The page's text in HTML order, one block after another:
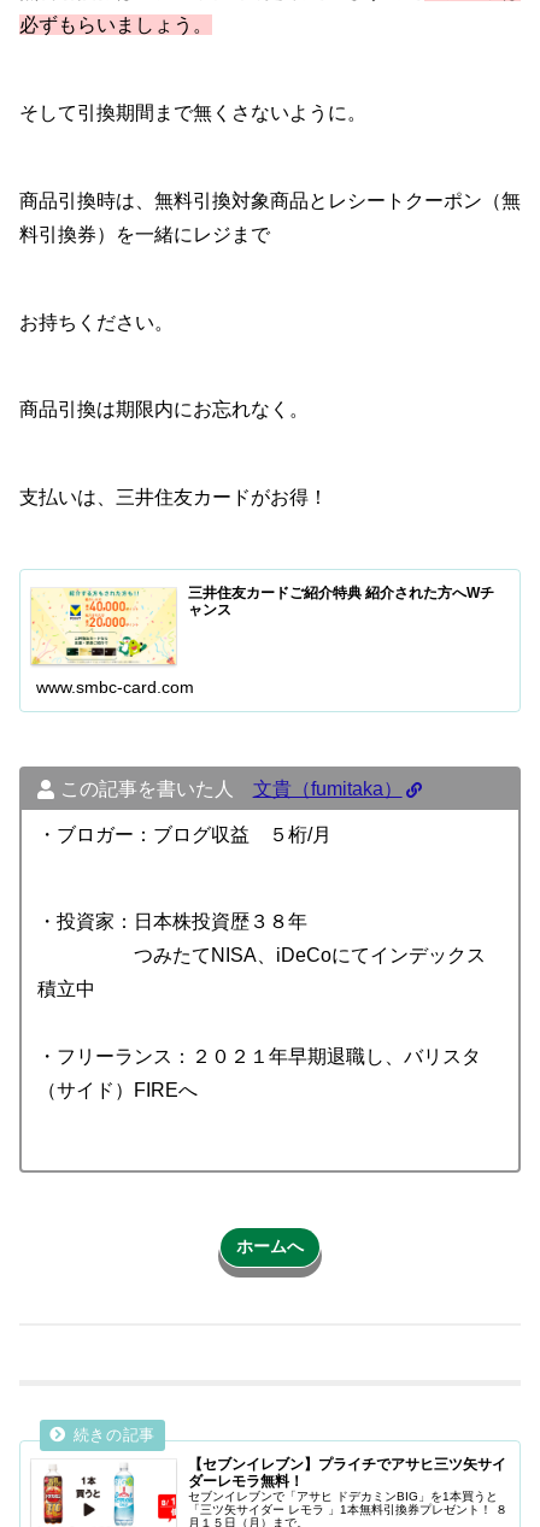
必ずもらいましょう。
そして引換期間まで無くさないように。
商品引換時は、無料引換対象商品とレシートクーポン（無
料引換券）を一緒にレジまで
お持ちください。
商品引換は期限内にお忘れなく。
支払いは、三井住友カードがお得！
三井住友カードご紹介特典 紹介された方へWチ
ャンス
www.smbc-card.com
この記事を書いた人 文貴（fumitaka）
・ブロガー：ブログ収益 ５桁/月
・投資家：日本株投資歴３８年
つみたてNISA、iDeCoにてインデックス
積立中
・フリーランス：２０２１年早期退職し、バリスタ
（サイド）FIREへ
ホームへ
【セブンイレブン】プライチでアサヒ三ツ矢サイ
ダーレモラ無料！
セブンイレブンで「アサヒ ドデカミンBIG」を1本買うと
「三ツ矢サイダー レモラ 」1本無料引換券プレゼント！ ８
月１５日（月）まで。